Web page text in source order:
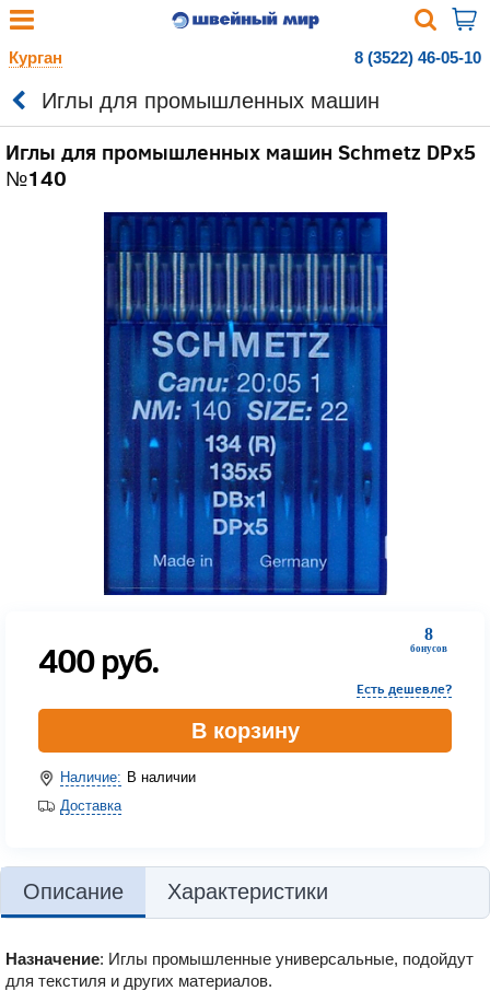
Курган 8 (3522) 46-05-10
Иглы для промышленных машин
Иглы для промышленных машин Schmetz DPx5
№140
8
бонусов
400руб.
Есть дешевле?
В корзину
Наличие: В наличии
Доставка
Описание Характеристики
Назначение: Иглы промышленные универсальные, подойдут
для текстиля и других материалов.